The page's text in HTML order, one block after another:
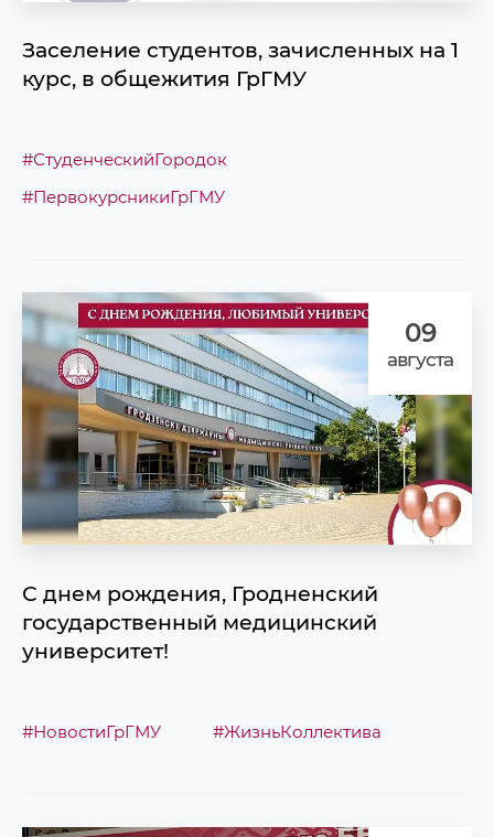
Заселение студентов, зачисленных на 1
курс, в общежития ГрГМУ
#СтуденческийГородок
#ПервокурсникиГрГМУ
09
августа
С днем рождения, Гродненский
государственный медицинский
университет!
#НовостиГрГМУ #ЖизньКоллектива